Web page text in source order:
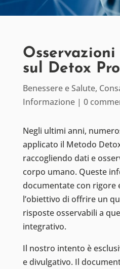
sul Detox
Benessere e Salute,
Informazione| 0
Negli ultimi anni,
applicato il Metodo
raccogliendo dati e
corpo umano. Queste
documentate con rigore
l’obiettivo di offrire un
risposte osservabili a
integrativo.
Il nostro intento è
e divulgativo. Il